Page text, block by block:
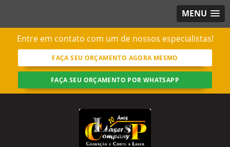
MENU
Entre em contato com um de nossos especialistas!
FAÇA SEU ORÇAMENTO AGORA MESMO
FAÇA SEU ORÇAMENTO POR WHATSAPP